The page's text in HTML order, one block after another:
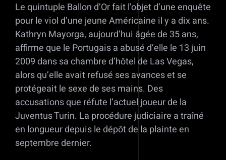
Le quintuple Ballon d’Or fait l’objet d’une enquête
pour le viol d’une jeune Américaine il y a dix ans.
Kathryn Mayorga, aujourd’hui âgée de 35 ans,
affirme que le Portugais a abusé d’elle le 13 juin
2009 dans sa chambre d’hôtel de Las Vegas,
alors qu’elle avait refusé ses avances et se
protégeait le sexe de ses mains. Des
accusations que réfute l’actuel joueur de la
Juventus Turin. La procédure judiciaire a traîné
en longueur depuis le dépôt de la plainte en
septembre dernier.